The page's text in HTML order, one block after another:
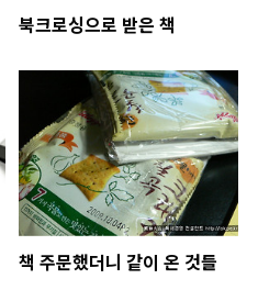
북크로싱으로 받은 책
책 주문했더니 같이 온 것들